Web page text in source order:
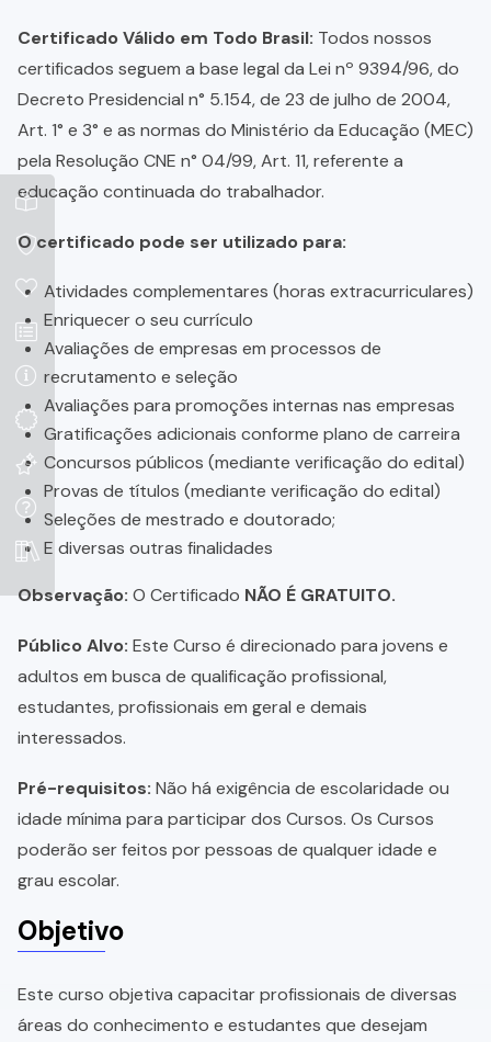
Certificado Válido em Todo Brasil: Todos nossos
certificados seguem a base legal da Lei nº 9394/96, do
Decreto Presidencial n° 5.154, de 23 de julho de 2004,
Art. 1° e 3° e as normas do Ministério da Educação (MEC)
pela Resolução CNE n° 04/99, Art. 11, referente a
educação continuada do trabalhador.
O certificado pode ser utilizado para:
Atividades complementares (horas extracurriculares)
Enriquecer o seu currículo
Avaliações de empresas em processos de
recrutamento e seleção
Avaliações para promoções internas nas empresas
Gratificações adicionais conforme plano de carreira
Concursos públicos (mediante verificação do edital)
Provas de títulos (mediante verificação do edital)
Seleções de mestrado e doutorado;
E diversas outras finalidades
Observação: O Certificado NÃO É GRATUITO.
Público Alvo: Este Curso é direcionado para jovens e
adultos em busca de qualificação profissional,
estudantes, profissionais em geral e demais
interessados.
Pré-requisitos: Não há exigência de escolaridade ou
idade mínima para participar dos Cursos. Os Cursos
poderão ser feitos por pessoas de qualquer idade e
grau escolar.
Objetivo
Este curso objetiva capacitar profissionais de diversas
áreas do conhecimento e estudantes que desejam